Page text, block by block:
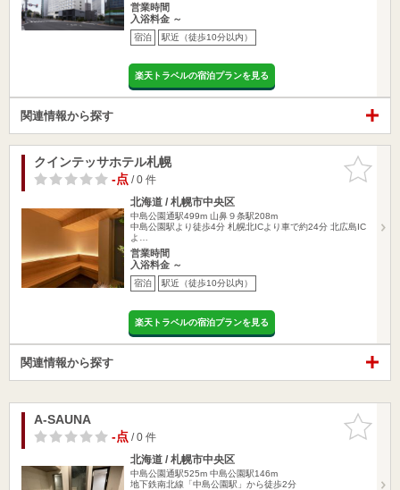
営業時間
入浴料金 ～
宿泊 駅近（徒歩10分以内）
楽天トラベルの宿泊プランを見る
関連情報から探す
お気に入
りに追加
クインテッサホテル札幌
-点/ 0 件
北海道 / 札幌市中央区
中島公園通駅499m 山鼻９条駅208m
中島公園駅より徒歩4分 札幌北ICより車で約24分 北広島IC
よ…
営業時間
入浴料金 ～
宿泊 駅近（徒歩10分以内）
楽天トラベルの宿泊プランを見る
関連情報から探す
お気に入
りに追加
A-SAUNA
-点/ 0 件
北海道 / 札幌市中央区
中島公園通駅525m 中島公園駅146m
地下鉄南北線「中島公園駅」から徒歩2分